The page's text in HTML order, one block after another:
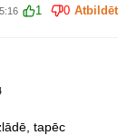
1 0 Atbildēt
tapēc